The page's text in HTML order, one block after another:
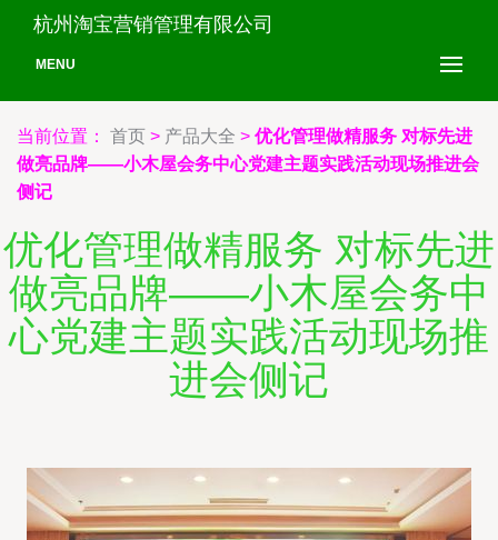
杭州淘宝营销管理有限公司
MENU
当前位置： 首页 > 产品大全 > 优化管理做精服务 对标先进
做亮品牌——小木屋会务中心党建主题实践活动现场推进会
侧记
优化管理做精服务 对标先进
做亮品牌——小木屋会务中
心党建主题实践活动现场推
进会侧记